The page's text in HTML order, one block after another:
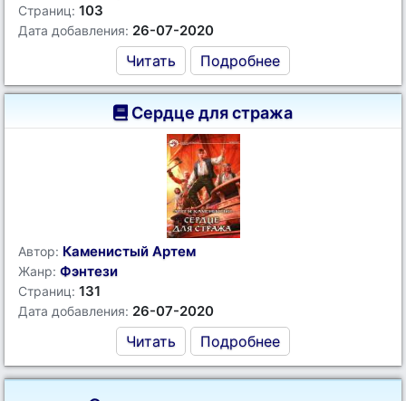
Страниц: 103
Дата добавления: 26-07-2020
Читать Подробнее
Сердце для стража
Автор: Каменистый Артем
Жанр: Фэнтези
Страниц: 131
Дата добавления: 26-07-2020
Читать Подробнее